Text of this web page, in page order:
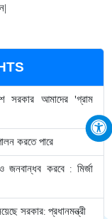
ন|
সরকার আমাদের 'গ্রাম
করতে পারে
জনবান্ধব করবে : মির্জা
সরকার: প্রধানমন্ত্রী